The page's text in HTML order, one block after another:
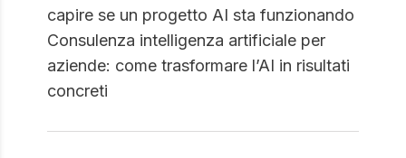
capire se un progetto AI sta funzionando
Consulenza intelligenza artificiale per
aziende: come trasformare l’AI in risultati
concreti